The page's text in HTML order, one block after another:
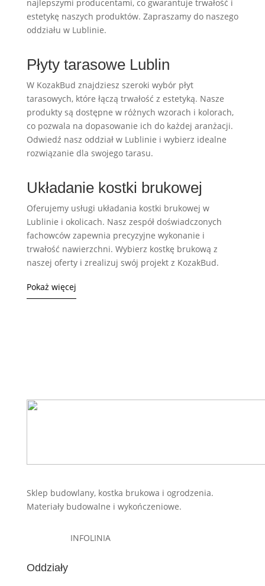
najlepszymi producentami, co gwarantuje trwałość i
estetykę naszych produktów. Zapraszamy do naszego
oddziału w Lublinie.
Płyty tarasowe Lublin
W KozakBud znajdziesz szeroki wybór płyt
tarasowych, które łączą trwałość z estetyką. Nasze
produkty są dostępne w różnych wzorach i kolorach,
co pozwala na dopasowanie ich do każdej aranżacji.
Odwiedź nasz oddział w Lublinie i wybierz idealne
rozwiązanie dla swojego tarasu.
Układanie kostki brukowej
Oferujemy usługi układania kostki brukowej w
Lublinie i okolicach. Nasz zespół doświadczonych
fachowców zapewnia precyzyjne wykonanie i
trwałość nawierzchni. Wybierz kostkę brukową z
naszej oferty i zrealizuj swój projekt z KozakBud.
Pokaż więcej
Sklep budowlany, kostka brukowa i ogrodzenia.
Materiały budowalne i wykończeniowe.
INFOLINIA
Oddziały